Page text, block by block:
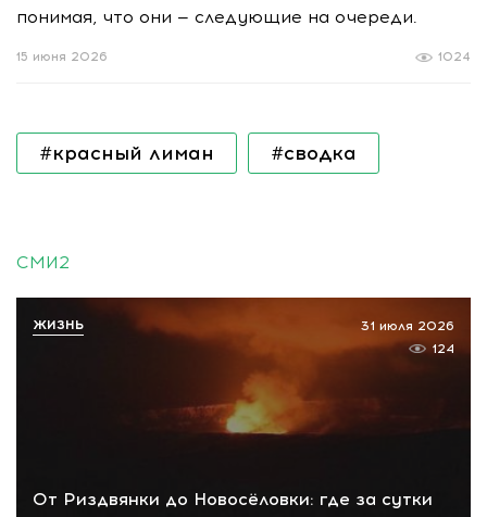
понимая, что они — следующие на очереди.
1024
15 июня 2026
#красный лиман #сводка
СМИ2
От Риздвянки до Новосёловки: где за сутки
31 июля 2026
124
ЖИЗНЬ